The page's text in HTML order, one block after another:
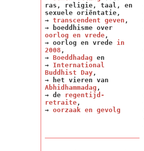
ras, religie, taal, en
sexuele oriëntatie,
→ transcendent geven ,
→ boeddhisme over
oorlog en vrede ,
→ oorlog en vrede in
2008 ,
→ Boeddhadag en
→ International
Buddhist Day ,
→ het vieren van
Abhidhammadag ,
→ de regentijd-
retraite ,
→ oorzaak en gevolg